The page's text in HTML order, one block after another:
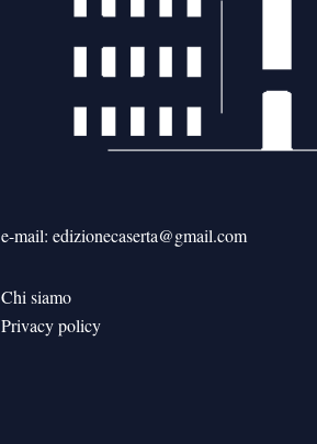
e-mail: edizionecaserta@gmail.com
Chi siamo
Privacy policy